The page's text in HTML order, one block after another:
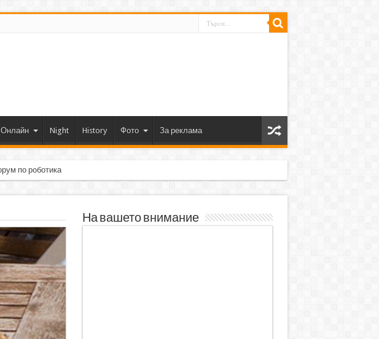
Онлайн Night History Фото За реклама
по роботика
На вашето внимание